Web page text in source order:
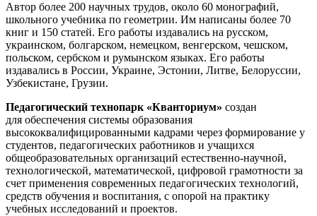
Автор более 200 научных трудов, около 60 монографий,
школьного учебника по геометрии. Им написаны более 70
книг и 150 статей. Его работы издавались на русском,
украинском, болгарском, немецком, венгерском, чешском,
польском, сербском и румынском языках. Его работы
издавались в России, Украине, Эстонии, Литве, Белоруссии,
Узбекистане, Грузии.
Педагогический технопарк «Кванториум» создан
для обеспечения системы образования
высококвалифицированными кадрами через формирование у
студентов, педагогических работников и учащихся
общеобразовательных организаций естественно-научной,
технологической, математической, цифровой грамотности за
счет применения современных педагогических технологий,
средств обучения и воспитания, с опорой на практику
учебных исследований и проектов.